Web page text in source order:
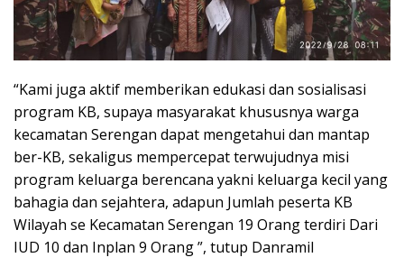
“Kami juga aktif memberikan edukasi dan sosialisasi
program KB, supaya masyarakat khususnya warga
kecamatan Serengan dapat mengetahui dan mantap
ber-KB, sekaligus mempercepat terwujudnya misi
program keluarga berencana yakni keluarga kecil yang
bahagia dan sejahtera, adapun Jumlah peserta KB
Wilayah se Kecamatan Serengan 19 Orang terdiri Dari
IUD 10 dan Inplan 9 Orang ”, tutup Danramil